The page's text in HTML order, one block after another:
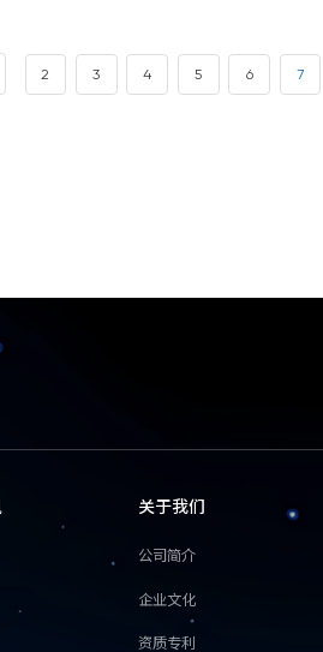
2 3 4 5 6 7
关于我们
公司简介
企业文化
资质专利